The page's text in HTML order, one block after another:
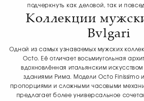
подчеркнуть как деловой, так и
Коллекции
Bvlgari
Одной из самых узнаваемых мужских
Octo. Её отличает восьмиугольная
вдохновлённая итальянским
зданиями Рима. Модели Octo Finissimo
пропорциями и сложными часовыми
предлагает более универсальное